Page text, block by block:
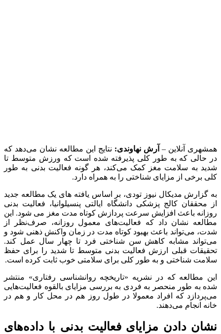
روز از شرکت کنندگان با استفاده از یک برنامه روی تلفن همراه در
مورد فعالیت بدنی ‌شان نظر سنجی شد. در هر نظرسنجی، آن‌ها
همچنین در دو مجموعه از بازی‌های فکری درون اپلیکیشن شرکت
کردند.
اولین بازی یک کار جستجوی نماد بود که در آن از شرکت کنندگان
خواسته شد روی نمادی در پایین صفحه ضربه بزنند که با نماد نمایش
داده شده در بالا مطابقت دارد. پس از دوازده دور، میانگین زمان
پاسخگویی آن‌ها در برنامه ثبت شد. نمرات بازی جستجوی نمادها، که
سرعت پردازش مغز را آزمایش می‌کرد، پس از دوره‌هایی از
فعالیت بدنی بهبود یافت.
در بازی دوم، از آن‌ها خواسته شد تا مکان سه نقطه در یک جدول پنج
در پنج را چند لحظه پس از اینکه به طور موقت با جدول از « e » و «
دادند و برنامه دقت آن‌ها را به ثبت رساند و میانگین امتیاز آن‌ها را
محاسبه کرد.
محققان هیچ بهبودی در امتیازات این بازی که حافظه فعال را بعد از
شرکت‌کنندگان هرچند نادرست، سریع‌تر، پاسخ دادند.